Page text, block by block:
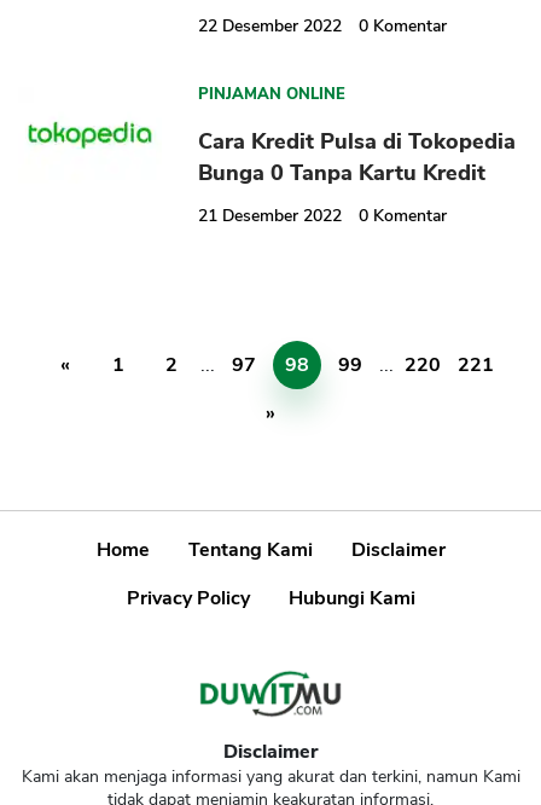
22 Desember 2022 0 Komentar
PINJAMAN ONLINE
Cara Kredit Pulsa di Tokopedia
Bunga 0 Tanpa Kartu Kredit
21 Desember 2022 0 Komentar
« 1 2 ... 97 98 99 ... 220
221
»
Home Tentang Kami
Disclaimer
Privacy Policy
Hubungi Kami
Disclaimer
Kami akan menjaga informasi yang akurat dan terkini, namun Kami
tidak dapat menjamin keakuratan informasi.